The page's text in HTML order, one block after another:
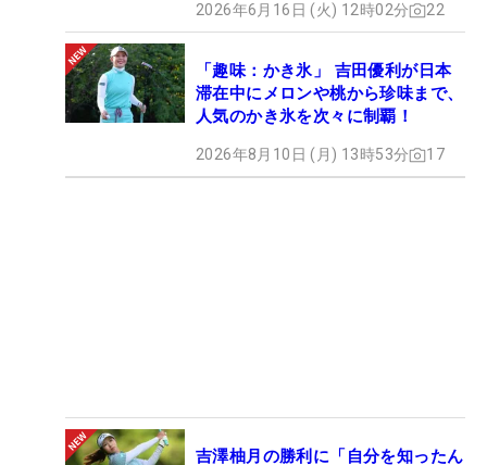
2026年6月16日 (火) 12時02分 22
「趣味：かき氷」 吉田優利が日本
滞在中にメロンや桃から珍味まで、
人気のかき氷を次々に制覇！
2026年8月10日 (月) 13時53分 17
吉澤柚月の勝利に「自分を知ったん